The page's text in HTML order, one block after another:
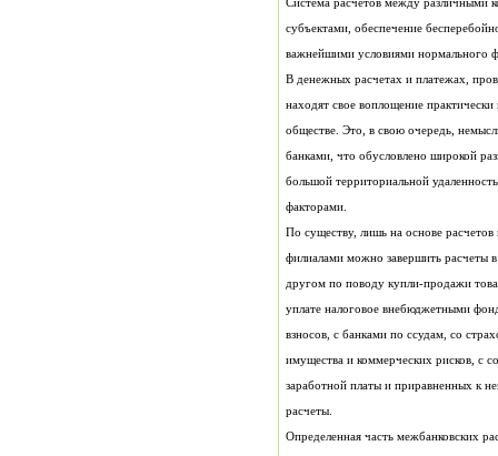
важнейшими условиями нормального
факторами.
расчеты.